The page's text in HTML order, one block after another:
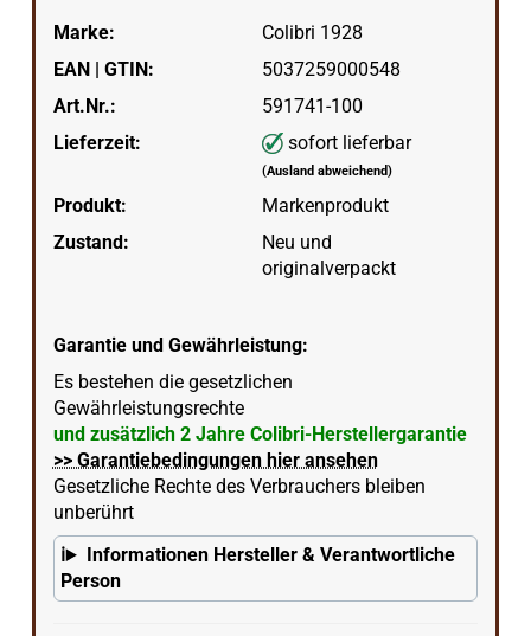
Marke:
Colibri 1928
EAN | GTIN:
5037259000548
Art.Nr.:
591741-100
Lieferzeit:
sofort lieferbar
(Ausland abweichend)
Produkt:
Markenprodukt
Zustand:
Neu und
originalverpackt
Garantie und Gewährleistung:
Es bestehen die gesetzlichen
Gewährleistungsrechte
und zusätzlich 2 Jahre Colibri-Herstellergarantie
>> Garantiebedingungen hier ansehen
Gesetzliche Rechte des Verbrauchers bleiben
unberührt
Informationen Hersteller & Verantwortliche
Person